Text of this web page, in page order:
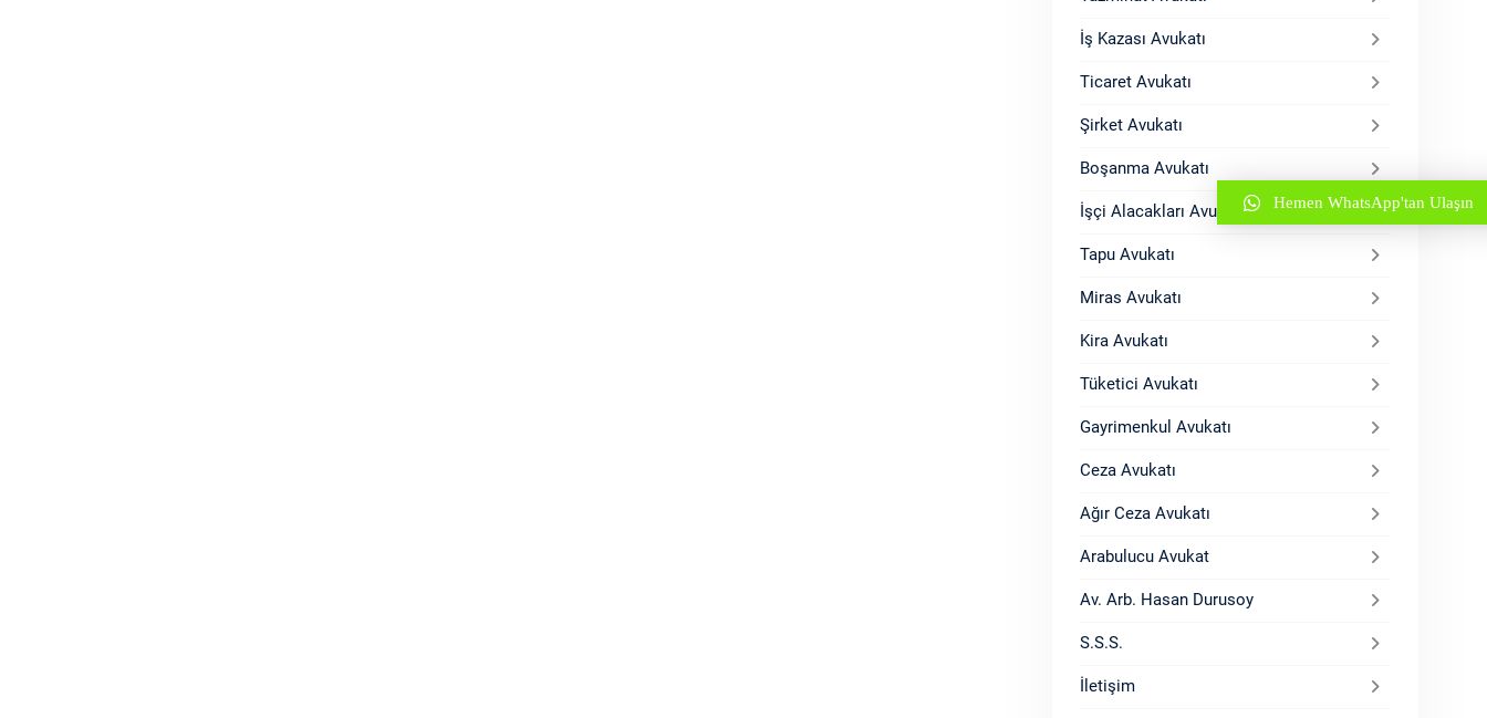
İş Kazası Avukatı
Ticaret Avukatı
Şirket Avukatı
Boşanma Avukatı
İşçi Alacakları Avukatı
Tapu Avukatı
Miras Avukatı
Kira Avukatı
Tüketici Avukatı
Gayrimenkul Avukatı
Ceza Avukatı
Ağır Ceza Avukatı
Arabulucu Avukat
Av. Arb. Hasan Durusoy
S.S.S.
İletişim
Hemen WhatsApp'tan Ulaşın